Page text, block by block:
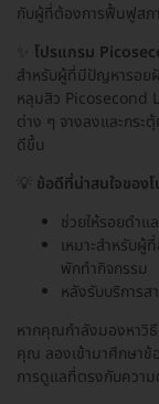
กับผู้ที่ต้องการฟื้นฟูสภ
โปรแกรม
สำหรับผู้ที่มีปัญหารอย
หลุมสิว Picosecond
ต่าง ๆ จางลงและกระ
ดีขึ้น
💡 ข้อดีที่น่าสนใจของ
ช่วยให้รอยดำแ
เหมาะสำหรับ
พักทำกิจกรรม
หลังรับบริการส
หากคุณกำลังมองหาวิธี
คุณ ลองเข้ามาศึกษาข้
การดูแลที่ตรงกับควา